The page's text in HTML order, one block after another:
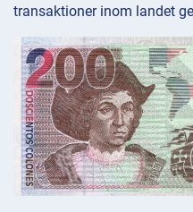
transaktioner inom landet